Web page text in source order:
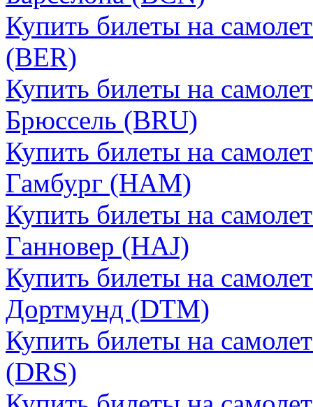
Купить билеты на
(BER)
Купить билеты на
Брюссель (BRU)
Купить билеты на
Гамбург (HAM)
Купить билеты на
Ганновер (HAJ)
Купить билеты на
Дортмунд (DTM)
Купить билеты на
(DRS)